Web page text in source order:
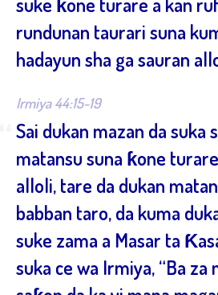
rundunan taurari suna
hadayun sha ga sauran
Irmiya 44:15-19
Sai dukan mazan da suka
matansu suna ƙone
alloli, tare da dukan
babban taro, da kuma
suke zama a Masar ta
suka ce wa Irmiya, “Ba za